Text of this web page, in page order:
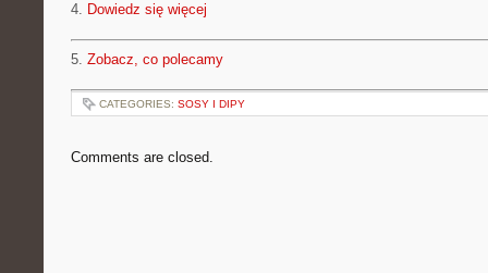
4. Dowiedz się więcej
5. Zobacz, co polecamy
CATEGORIES: SOSY I DIPY
Comments are closed.